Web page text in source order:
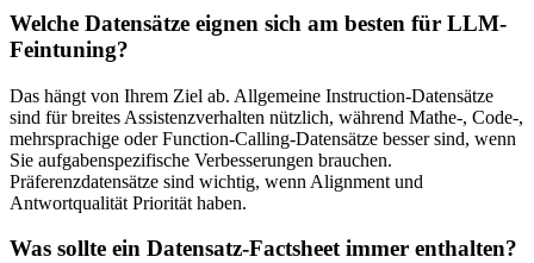
Welche Datensätze eignen sich am besten für LLM-
Feintuning?
Das hängt von Ihrem Ziel ab. Allgemeine Instruction-Datensätze
sind für breites Assistenzverhalten nützlich, während Mathe-, Code-,
mehrsprachige oder Function-Calling-Datensätze besser sind, wenn
Sie aufgabenspezifische Verbesserungen brauchen.
Präferenzdatensätze sind wichtig, wenn Alignment und
Antwortqualität Priorität haben.
Was sollte ein Datensatz-Factsheet immer enthalten?